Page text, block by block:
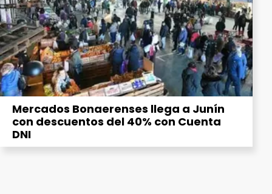
Mercados Bonaerenses llega a Junín
con descuentos del 40% con Cuenta
DNI